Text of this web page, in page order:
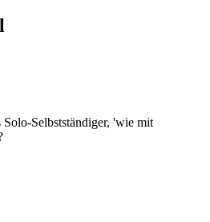
Solo-Selbstständiger, 'wie mit